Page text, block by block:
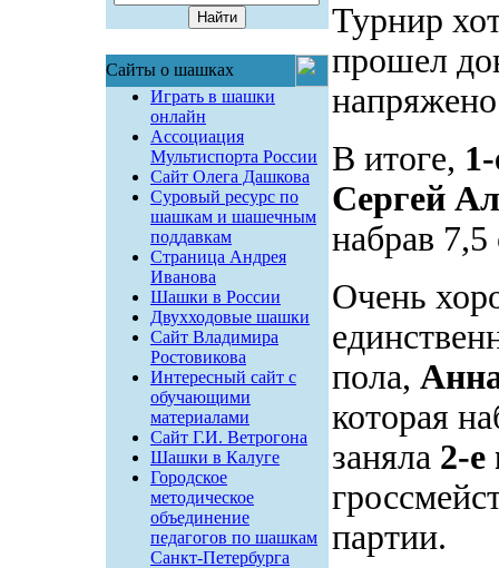
Сайты о шашках
Играть в шашки
онлайн
Ассоциация
Мультиспорта России
Сайт Олега Дашкова
Суровый ресурс по
шашкам и шашечным
поддавкам
Страница Андрея
Иванова
Шашки в России
Двухходовые шашки
Сайт Владимира
Ростовикова
Интересный сайт с
обучающими
материалами
Сайт Г.И. Ветрогона
Шашки в Калуге
Городское
методическое
объединение
педагогов по шашкам
Санкт-Петербурга
Турнир
прошел
В итоге,
Сергей
набрав
Очень
пола,
которая
заняла 2-е
партии.